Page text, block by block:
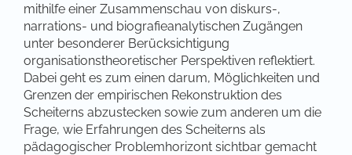
mithilfe einer Zusammenschau von diskurs-,
narrations- und biografieanalytischen Zugängen
unter besonderer Berücksichtigung
organisationstheoretischer Perspektiven reflektiert.
Dabei geht es zum einen darum, Möglichkeiten und
Grenzen der empirischen Rekonstruktion des
Scheiterns abzustecken sowie zum anderen um die
Frage, wie Erfahrungen des Scheiterns als
pädagogischer Problemhorizont sichtbar gemacht